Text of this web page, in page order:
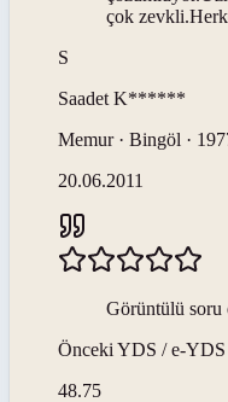
çok
S
Saadet K******
Memur · Bingöl ·
20.06.2011
Görüntülü
Önceki YDS / e-YDS
48.75